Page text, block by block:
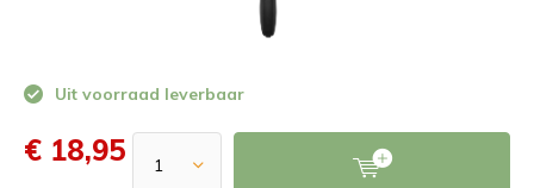
Uit voorraad leverbaar
€ 18,95